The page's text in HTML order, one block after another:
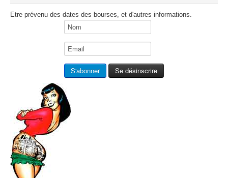
Etre prévenu des dates des bourses, et d'autres informations.